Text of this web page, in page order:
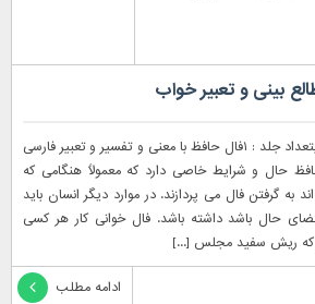
بینی و تعبیر خواب
نوع : apkنوع نگارش : فارسیتعداد جلد : ۱فال حافظ با معنی و تفسیر و تعبیر فارسی
حال و شرایط خاصی دارد که معمولاً هنگامی که
به گرفتن فال می پردازند. در موارد دیگر انسان باید
حال باشد داشته باشد. فال خوانی کار هر کسی
که ریش سفید مجلس [...]
ادامه مطلب